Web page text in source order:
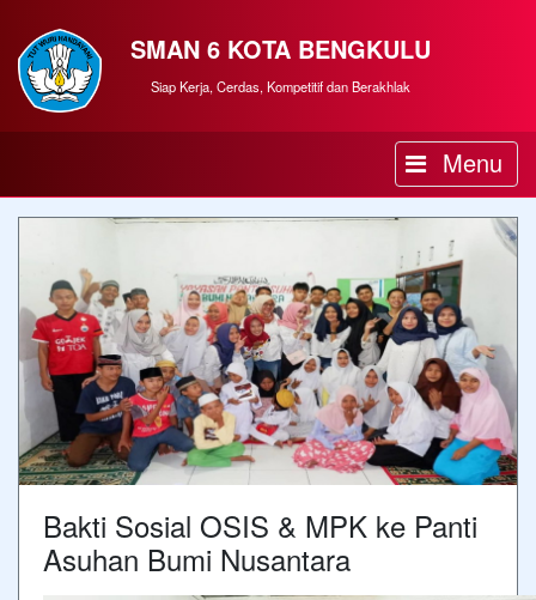
SMAN 6 KOTA BENGKULU
Siap Kerja, Cerdas, Kompetitif dan Berakhlak
Menu
Bakti Sosial OSIS & MPK ke Panti
Asuhan Bumi Nusantara